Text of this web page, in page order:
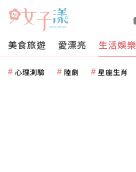
美食旅遊 愛漂亮 生活娛樂
心理測驗 陸劇 星座生肖